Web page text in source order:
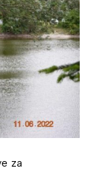
za